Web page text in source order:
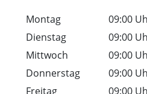
Montag 09:00
Dienstag
09:00
Mittwoch
09:00
Donnerstag
09:00
Freitag
09:00